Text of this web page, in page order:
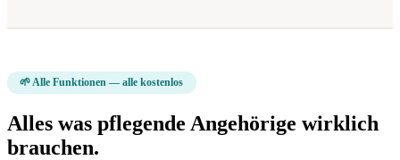
🌱 Alle Funktionen — alle kostenlos
Alles was pflegende Angehörige wirklich
brauchen.